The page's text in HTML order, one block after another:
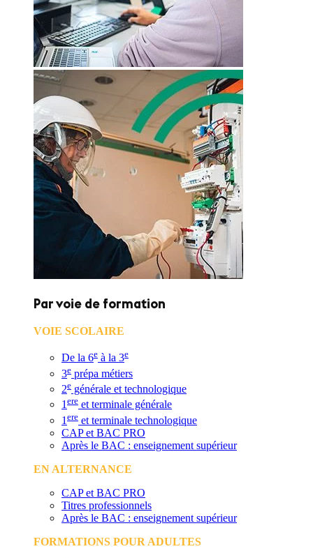
Par voie de formation
VOIE SCOLAIRE
De la 6e à la 3e
3e prépa métiers
2e générale et technologique
1 ere et terminale générale
1 ere et terminale technologique
CAP et BAC PRO
Après le BAC : enseignement supérieur
EN ALTERNANCE
CAP et BAC PRO
Titres professionnels
Après le BAC : enseignement supérieur
FORMATIONS POUR ADULTES